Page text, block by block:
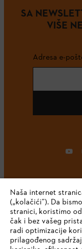
SA
VIŠE
Adresa e-
Kompanija
Naša internet
(„kolačići”). Da
stranici, koristimo
čak i bez vašeg
radi optimizacije
prilagođenog